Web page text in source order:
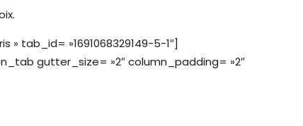
tab_id= »1691068329149-5-1″]
gutter_size= »2″ column_padding= »2″